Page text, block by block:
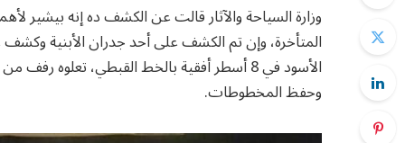
وزارة السياحة والآثار قالت عن الكشف ده إنه بيشير
المتأخرة، وإن تم الكشف على أحد جدران الأبنية
الأسود في 8 أسطر أفقية بالخط القبطي،
وحفظ المخطوطات.